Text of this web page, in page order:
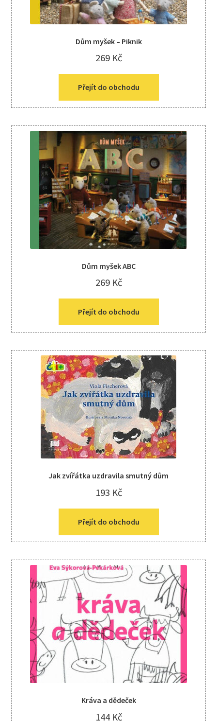
Dům myšek – Piknik
269 Kč
Přejít do obchodu
Dům myšek ABC
269 Kč
Přejít do obchodu
Jak zvířátka uzdravila smutný dům
193 Kč
Přejít do obchodu
Kráva a dědeček
144 Kč